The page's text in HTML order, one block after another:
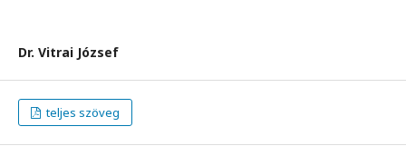
Dr. Vitrai József
teljes szöveg